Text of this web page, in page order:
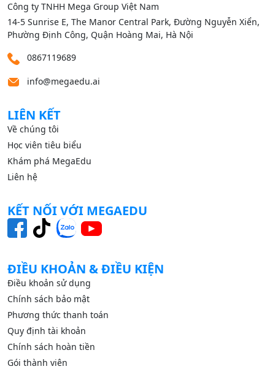
Công ty TNHH Mega Group Việt Nam
14‑5 Sunrise E, The Manor Central Park, Đường Nguyễn Xiển,
Phường Định Công, Quận Hoàng Mai, Hà Nội
0867119689
info@megaedu.ai
LIÊN KẾT
Về chúng tôi
Học viên tiêu biểu
Khám phá MegaEdu
Liên hệ
KẾT NỐI VỚI MEGAEDU
ĐIỀU KHOẢN & ĐIỀU KIỆN
Điều khoản sử dụng
Chính sách bảo mật
Phương thức thanh toán
Quy định tài khoản
Chính sách hoàn tiền
Gói thành viên